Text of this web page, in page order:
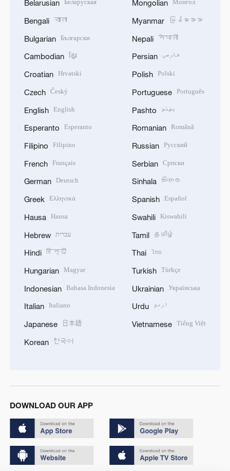
Belarusian
Bengali বাংলা
Bulgarian Български
Cambodian ខ្មែរ
Croatian Hrvatski
Czech Český
English English
Esperanto Esperanto
Filipino Filipino
French Français
German Deutsch
Greek Ελληνικά
Hausa Hausa
Hebrew עברית
Hindi हिन्दी
Hungarian Magyar
Indonesian Bahasa Indonesia
Italian Italiano
Japanese 日本語
Korean 한국어
Mongolian
Myanmar မြန်မာဘာသာ
Nepali नेपाली
Persian فارسی
Polish Polski
Portuguese Português
Pashto پښتو
Romanian Română
Russian Русский
Serbian Српски
Sinhala සිංහල
Spanish Español
Swahili Kiswahili
Tamil தமிழ்
Thai ไทย
Turkish Türkçe
Ukrainian Українська
Urdu اردو
Vietnamese Tiếng Việt
DOWNLOAD OUR APP